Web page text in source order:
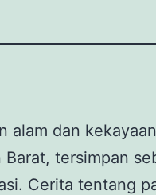
alam dan
Barat, tersimpan
Cerita tentang